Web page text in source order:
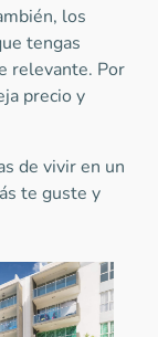
los
tengas
relevante. Por
precio y
de vivir en un
te guste y